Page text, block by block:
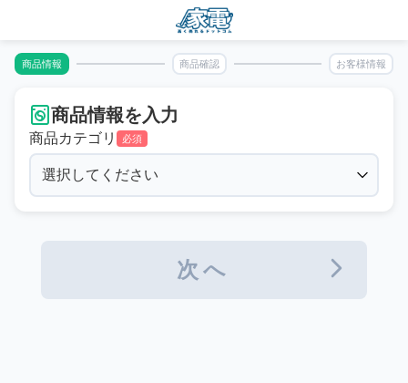
商品情報 商品確認 お客様情報
商品情報を入力
商品カテゴリ 必須
次へ